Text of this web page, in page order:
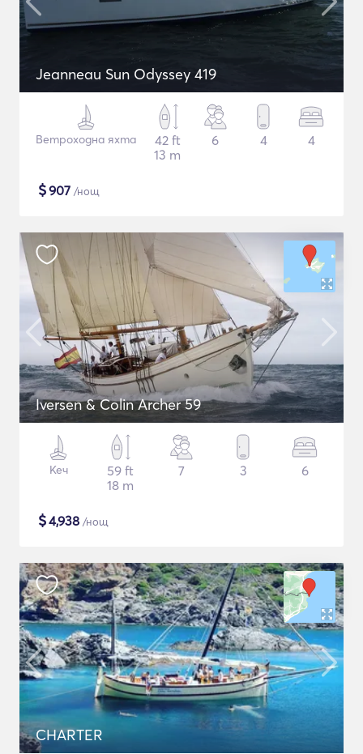
Jeanneau Sun Odyssey 419
Ветроходна яхта
42 ft
13 m
6 4 4
$907 /нощ
Iversen & Colin Archer 59
Кеч
59 ft
18 m
7 3 6
$4,938 /нощ
CHARTER